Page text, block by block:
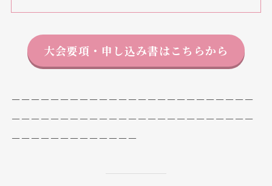
大会要項・申し込み書はこちらから
－－－－－－－－－－－－－－－－－－－－－－－－－
－－－－－－－－－－－－－－－－－－－－－－－－－
－－－－－－－－－－－－－